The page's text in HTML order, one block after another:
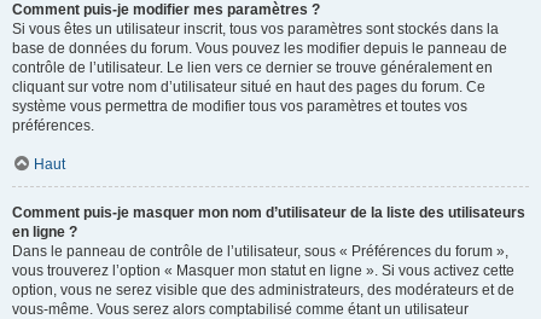
Comment puis-je modifier mes paramètres ?
Si vous êtes un utilisateur inscrit, tous vos paramètres sont stockés dans la
base de données du forum. Vous pouvez les modifier depuis le panneau de
contrôle de l’utilisateur. Le lien vers ce dernier se trouve généralement en
cliquant sur votre nom d’utilisateur situé en haut des pages du forum. Ce
système vous permettra de modifier tous vos paramètres et toutes vos
préférences.
Haut
Comment puis-je masquer mon nom d’utilisateur de la liste des utilisateurs
en ligne ?
Dans le panneau de contrôle de l’utilisateur, sous « Préférences du forum »,
vous trouverez l’option « Masquer mon statut en ligne ». Si vous activez cette
option, vous ne serez visible que des administrateurs, des modérateurs et de
vous-même. Vous serez alors comptabilisé comme étant un utilisateur